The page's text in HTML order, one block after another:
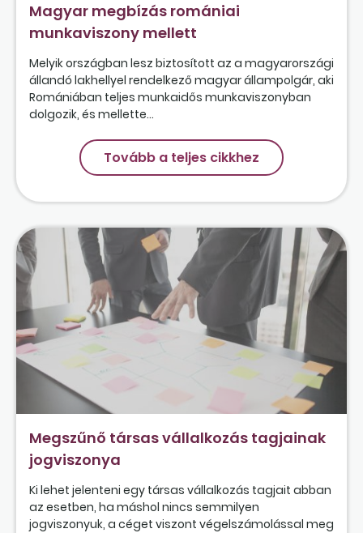
Magyar megbízás romániai
munkaviszony mellett
Melyik országban lesz biztosított az a magyarországi
állandó lakhellyel rendelkező magyar állampolgár, aki
Romániában teljes munkaidős munkaviszonyban
dolgozik, és mellette...
Tovább a teljes cikkhez
Megszűnő társas vállalkozás tagjainak
jogviszonya
Ki lehet jelenteni egy társas vállalkozás tagjait abban
az esetben, ha máshol nincs semmilyen
jogviszonyuk, a céget viszont végelszámolással meg